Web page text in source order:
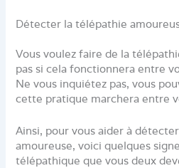
Détecter la télépathie
Vous voulez faire de la
pas si cela fonctionnera entre
Ne vous inquiétez pas, vous
cette pratique marchera entre
Ainsi, pour vous aider à
amoureuse, voici quelques
télépathique que vous deux